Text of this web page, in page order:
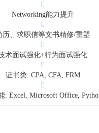
Networking能力提升
历、求职信等文书精修/重塑
术面试强化+行为面试强化
证书类: CPA, CFA, FRM
: Excel, Microsoft Office,